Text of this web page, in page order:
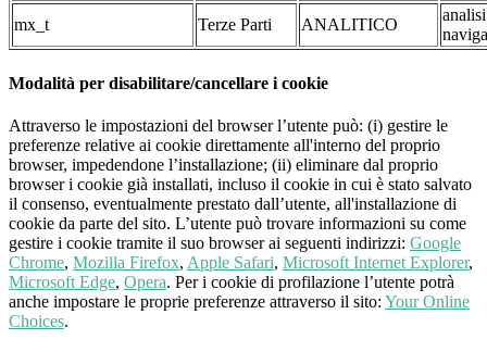
mx_t
Terze Parti ANALITICO
Modalità per disabilitare/cancellare i cookie
Attraverso le impostazioni del browser l’utente può: (i) gestire le
preferenze relative ai cookie direttamente all'interno del proprio
browser, impedendone l’installazione; (ii) eliminare dal proprio
browser i cookie già installati, incluso il cookie in cui è stato salvato
il consenso, eventualmente prestato dall’utente, all'installazione di
cookie da parte del sito. L’utente può trovare informazioni su come
gestire i cookie tramite il suo browser ai seguenti indirizzi: Google
Chrome, Mozilla Firefox, Apple Safari, Microsoft Internet Explorer,
Microsoft Edge, Opera. Per i cookie di profilazione l’utente potrà
anche impostare le proprie preferenze attraverso il sito: Your Online
Choices.